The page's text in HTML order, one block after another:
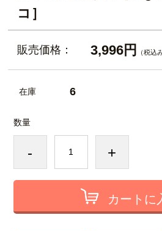
コ］
販売価格： 3,996円 （税込
在庫 6
数量
- +
カートに